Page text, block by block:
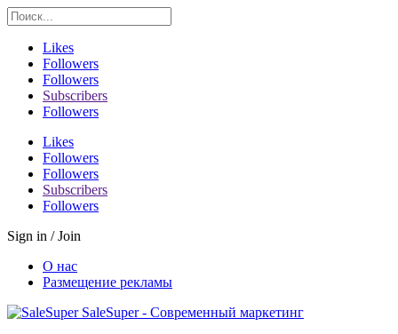
Likes
Followers
Followers
Subscribers
Followers
Likes
Followers
Followers
Subscribers
Followers
Sign in / Join
О нас
Размещение рекламы
SaleSuper - Современный маркетинг